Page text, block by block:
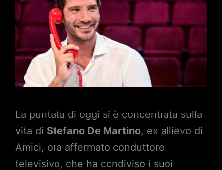
La puntata di oggi si è concentrata sulla
vita di Stefano De Martino, ex allievo di
Amici, ora affermato conduttore
televisivo, che ha condiviso i suoi